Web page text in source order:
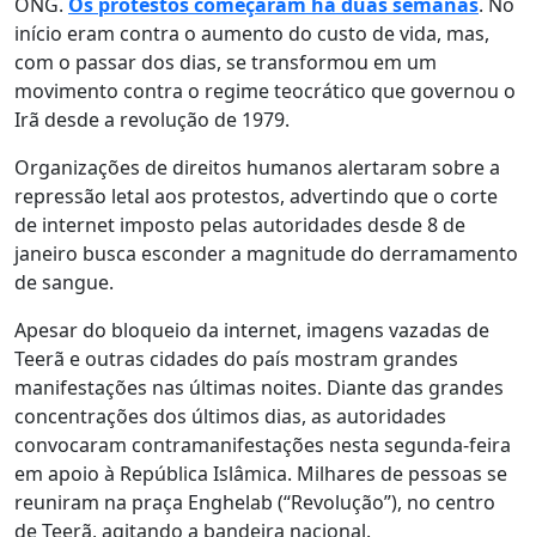
início eram contra o aumento do custo de vida, mas,
com o passar dos dias, se transformou em um
movimento contra o regime teocrático que governou o
Irã desde a revolução de 1979.
Organizações de direitos humanos alertaram sobre a
repressão letal aos protestos, advertindo que o corte
de internet imposto pelas autoridades desde 8 de
janeiro busca esconder a magnitude do derramamento
de sangue.
Apesar do bloqueio da internet, imagens vazadas de
Teerã e outras cidades do país mostram grandes
manifestações nas últimas noites. Diante das grandes
concentrações dos últimos dias, as autoridades
convocaram contramanifestações nesta segunda-feira
em apoio à República Islâmica. Milhares de pessoas se
reuniram na praça Enghelab (“Revolução”), no centro
de Teerã, agitando a bandeira nacional.